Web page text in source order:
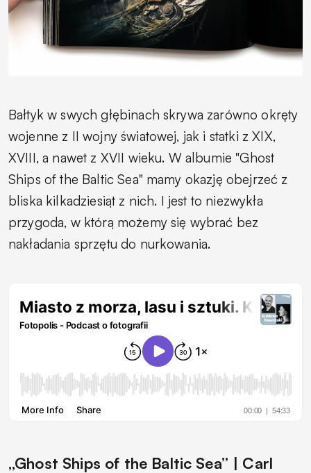
Bałtyk w swych głębinach skrywa zarówno okręty
wojenne z II wojny światowej, jak i statki z XIX,
XVIII, a nawet z XVII wieku. W albumie "Ghost
Ships of the Baltic Sea" mamy okazję obejrzeć z
bliska kilkadziesiąt z nich. I jest to niezwykła
przygoda, w którą możemy się wybrać bez
nakładania sprzętu do nurkowania.
„Ghost Ships of the Baltic Sea” | Carl